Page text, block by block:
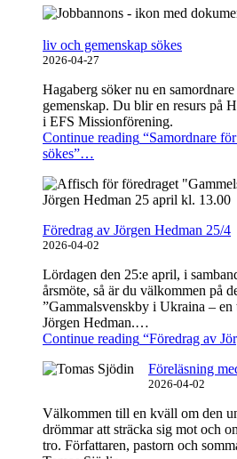
liv och gemenskap sökes
2026-04-27
Hagaberg söker nu en
gemenskap. Du blir en resurs på
i EFS Missionförening.
Continue reading “Samordnare
sökes”…
Föredrag av Jörgen Hedman 25/4
2026-04-02
Lördagen den 25:e april, i
årsmöte, så är du välkommen på
”Gammalsvenskby i Ukraina –
Jörgen Hedman.…
Continue reading “Föredrag av
Föreläsning
2026-04-02
Välkommen till en kväll om den
drömmar att sträcka sig mot och
tro. Författaren, pastorn och